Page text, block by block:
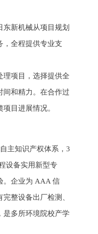
东新机械从项目规划
，全程提供专业支
理项目，选择提供全
间和精力。在合作过
目进展情况。
主知识产权体系，3
设备实用新型专
。企业为 AAA 信
整设备出厂检测、
是多所环境院校产学